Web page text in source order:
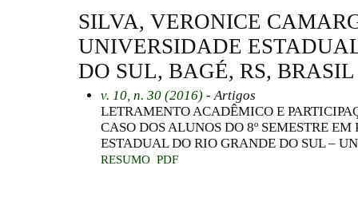
SILVA, VERONICE
UNIVERSIDADE
DO SUL, BAGÉ, RS, BRASIL
v. 10, n. 30 (2016) - Artigos
LETRAMENTO ACADÊMICO E
CASO DOS ALUNOS DO 8º SEMESTRE
ESTADUAL DO RIO GRANDE DO SUL –
RESUMO PDF